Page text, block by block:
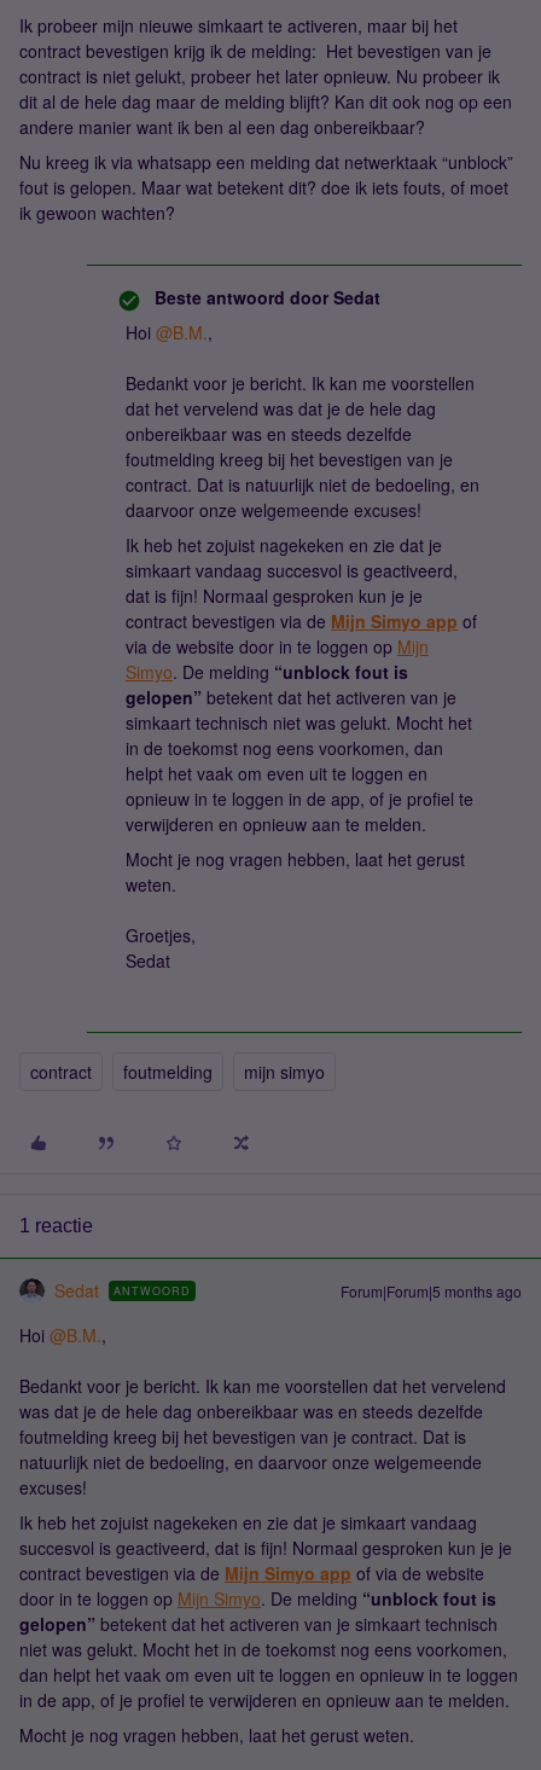
Ik probeer mijn nieuwe simkaart te activeren, maar bij het
contract bevestigen krijg ik de melding: Het bevestigen van je
contract is niet gelukt, probeer het later opnieuw. Nu probeer ik
dit al de hele dag maar de melding blijft? Kan dit ook nog op een
andere manier want ik ben al een dag onbereikbaar?
Nu kreeg ik via whatsapp een melding dat netwerktaak “unblock”
fout is gelopen. Maar wat betekent dit? doe ik iets fouts, of moet
ik gewoon wachten?
Beste antwoord door Sedat
Hoi ​ @B.M.,
Bedankt voor je bericht. Ik kan me voorstellen
dat het vervelend was dat je de hele dag
onbereikbaar was en steeds dezelfde
foutmelding kreeg bij het bevestigen van je
contract. Dat is natuurlijk niet de bedoeling, en
daarvoor onze welgemeende excuses!
Ik heb het zojuist nagekeken en zie dat je
simkaart vandaag succesvol is geactiveerd,
dat is fijn! Normaal gesproken kun je je
contract bevestigen via de Mijn Simyo app of
via de website door in te loggen op Mijn
Simyo. De melding “unblock fout is
gelopen” betekent dat het activeren van je
simkaart technisch niet was gelukt. Mocht het
in de toekomst nog eens voorkomen, dan
helpt het vaak om even uit te loggen en
opnieuw in te loggen in de app, of je profiel te
verwijderen en opnieuw aan te melden.
Mocht je nog vragen hebben, laat het gerust
weten.
Groetjes,
Sedat
contract foutmelding mijn simyo
1 reactie
Sedat ANTWOORD Forum|Forum|5 months ago
Hoi ​ @B.M.,
Bedankt voor je bericht. Ik kan me voorstellen dat het vervelend
was dat je de hele dag onbereikbaar was en steeds dezelfde
foutmelding kreeg bij het bevestigen van je contract. Dat is
natuurlijk niet de bedoeling, en daarvoor onze welgemeende
excuses!
Ik heb het zojuist nagekeken en zie dat je simkaart vandaag
succesvol is geactiveerd, dat is fijn! Normaal gesproken kun je je
contract bevestigen via de Mijn Simyo app of via de website
door in te loggen op Mijn Simyo. De melding “unblock fout is
gelopen” betekent dat het activeren van je simkaart technisch
niet was gelukt. Mocht het in de toekomst nog eens voorkomen,
dan helpt het vaak om even uit te loggen en opnieuw in te loggen
in de app, of je profiel te verwijderen en opnieuw aan te melden.
Mocht je nog vragen hebben, laat het gerust weten.